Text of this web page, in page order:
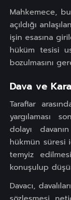
Mahkemece,
açıldığı
işin esasına
hüküm tesisi
bozulmasını
Dava ve
Taraflar
yargılaması
dolayı
hükmün süresi
temyiz
konuşulup
Davacı,